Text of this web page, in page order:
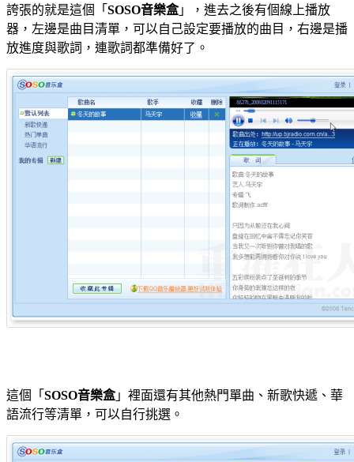
誇張的就是這個「 SOSO音樂盒」，進去之後有個線上播放
器，左邊是曲目清單，可以自己設定要播放的曲目，右邊是播
放進度與歌詞，連歌詞都準備好了。
這個「 SOSO音樂盒」裡面還有其他熱門單曲、新歌快遞、華
語流行等清單，可以自行挑選。